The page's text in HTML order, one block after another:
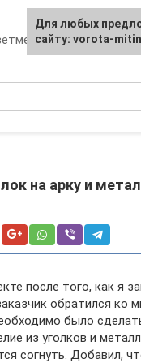
обработка и
на арку и
после того, как я
обратился ко
было
из уголков и
согнуть. Добавил,
Для любых
сайту: vorota-